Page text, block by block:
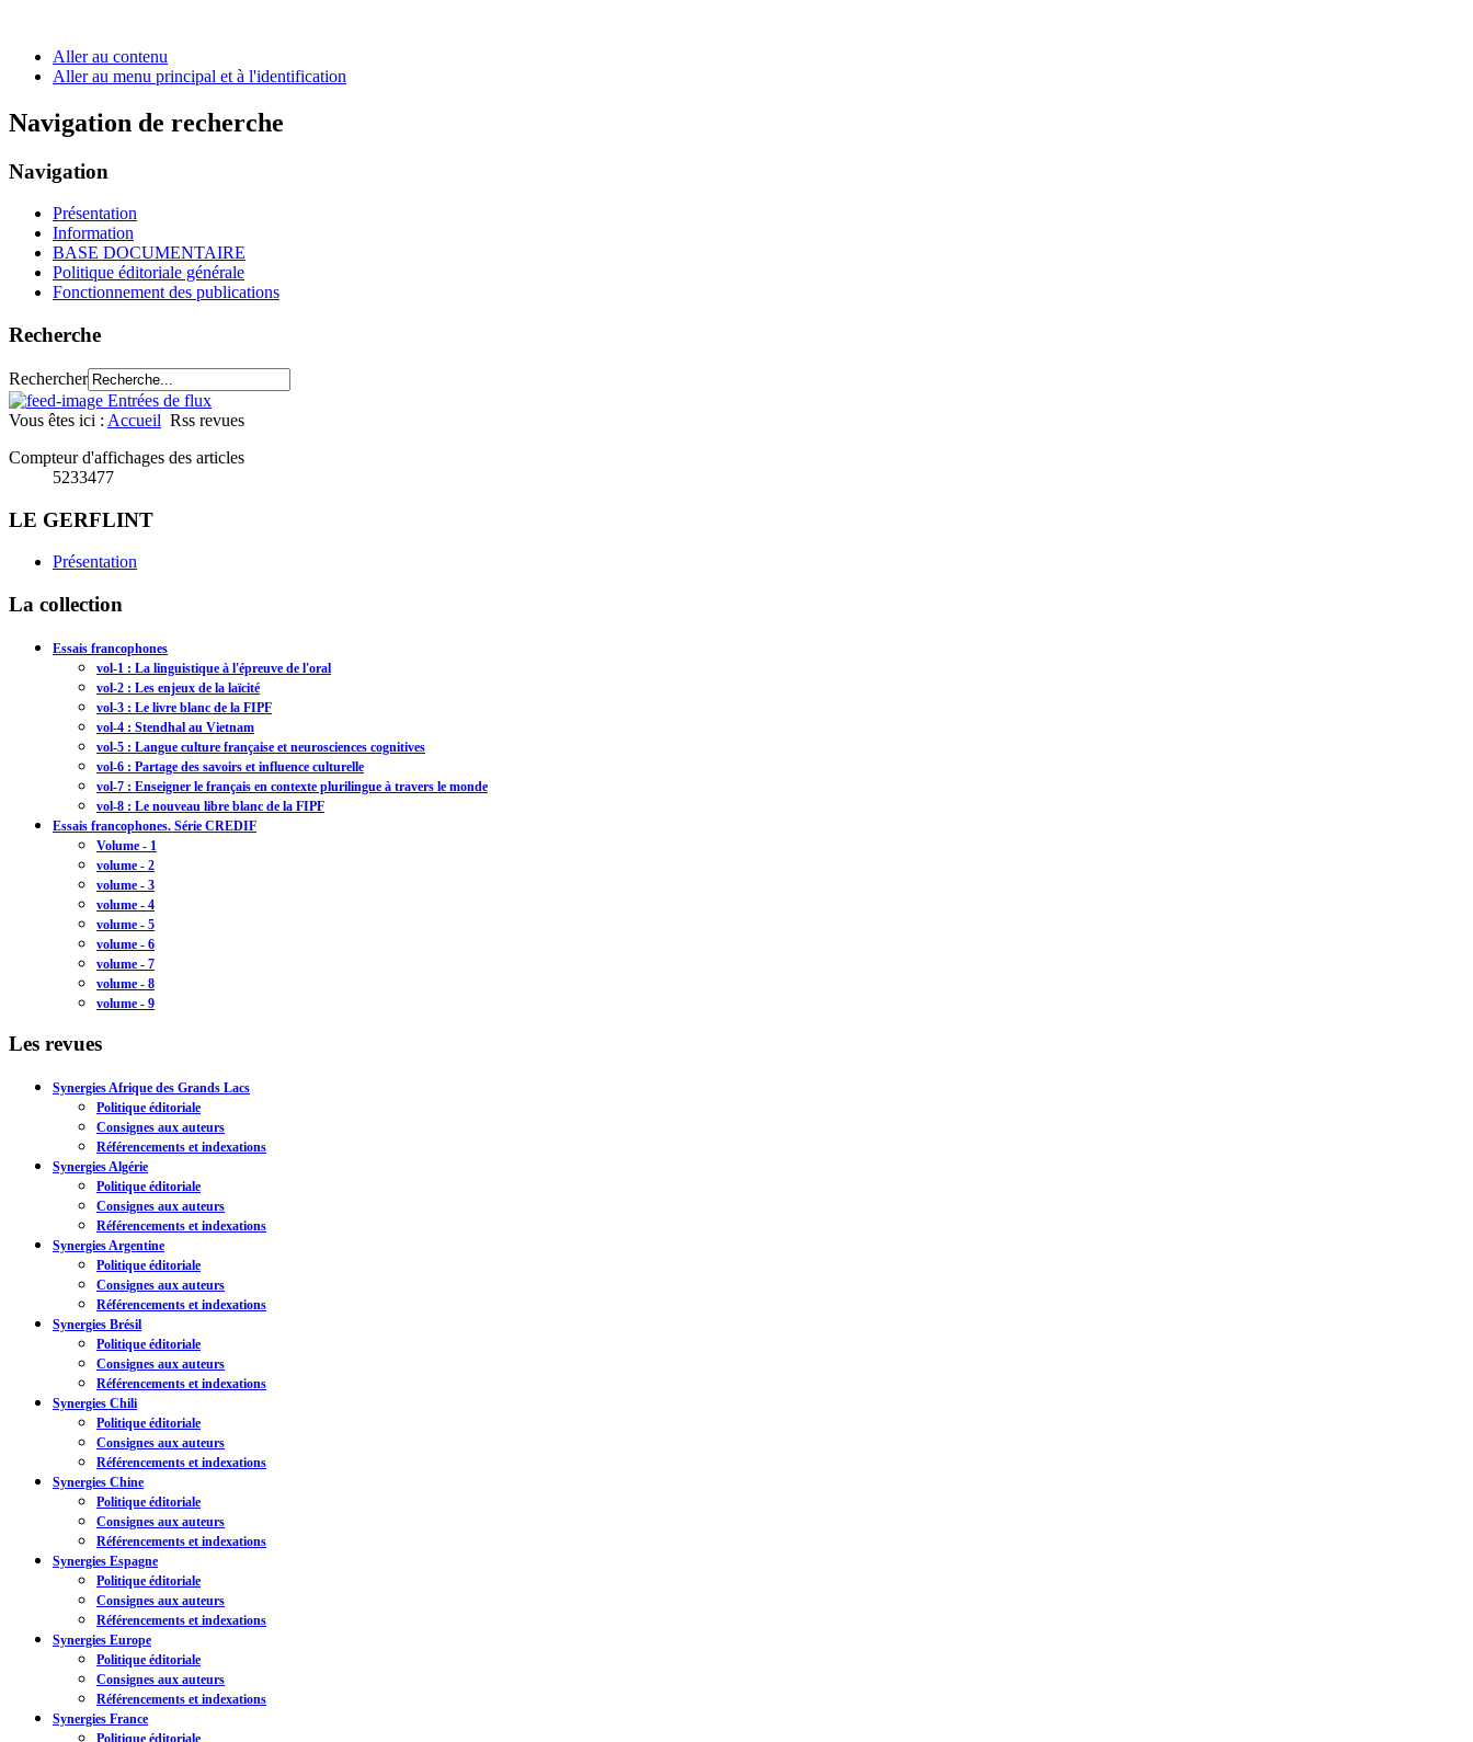
Aller au contenu
Aller au menu principal et à l'identification
Navigation de recherche
Navigation
Présentation
Information
BASE DOCUMENTAIRE
Politique éditoriale générale
Fonctionnement des publications
Recherche
Rechercher
Entrées de flux
Vous êtes ici : Accueil Rss revues
Compteur d'affichages des articles
5233477
LE GERFLINT
Présentation
La collection
Essais francophones
vol-1 : La linguistique à l'épreuve de l'oral
vol-2 : Les enjeux de la laïcité
vol-3 : Le livre blanc de la FIPF
vol-4 : Stendhal au Vietnam
vol-5 : Langue culture française et neurosciences cognitives
vol-6 : Partage des savoirs et influence culturelle
vol-7 : Enseigner le français en contexte plurilingue à travers le monde
vol-8 : Le nouveau libre blanc de la FIPF
Essais francophones. Série CREDIF
Volume - 1
volume - 2
volume - 3
volume - 4
volume - 5
volume - 6
volume - 7
volume - 8
volume - 9
Les revues
Synergies Afrique des Grands Lacs
Politique éditoriale
Consignes aux auteurs
Référencements et indexations
Synergies Algérie
Politique éditoriale
Consignes aux auteurs
Référencements et indexations
Synergies Argentine
Politique éditoriale
Consignes aux auteurs
Référencements et indexations
Synergies Brésil
Politique éditoriale
Consignes aux auteurs
Référencements et indexations
Synergies Chili
Politique éditoriale
Consignes aux auteurs
Référencements et indexations
Synergies Chine
Politique éditoriale
Consignes aux auteurs
Référencements et indexations
Synergies Espagne
Politique éditoriale
Consignes aux auteurs
Référencements et indexations
Synergies Europe
Politique éditoriale
Consignes aux auteurs
Référencements et indexations
Synergies France
Politique éditoriale